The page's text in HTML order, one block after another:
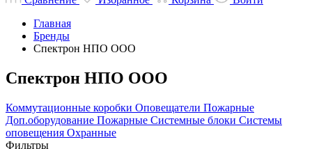
Главная
Бренды
Спектрон НПО ООО
Спектрон НПО ООО
Коммутационные коробки Оповещатели Пожарные
Доп.оборудование Пожарные Системные блоки Системы
оповещения Охранные
Фильтры